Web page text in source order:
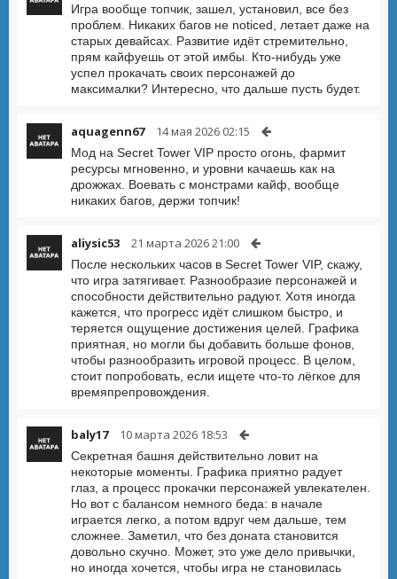
Игра вообще топчик, зашел, установил, все без
проблем. Никаких багов не noticed, летает даже на
старых девайсах. Развитие идёт стремительно,
прям кайфуешь от этой имбы. Кто-нибудь уже
успел прокачать своих персонажей до
максималки? Интересно, что дальше пусть будет.
aquagenn67 14 мая 2026 02:15
Мод на Secret Tower VIP просто огонь, фармит
ресурсы мгновенно, и уровни качаешь как на
дрожжах. Воевать с монстрами кайф, вообще
никаких багов, держи топчик!
aliysic53 21 марта 2026 21:00
После нескольких часов в Secret Tower VIP, скажу,
что игра затягивает. Разнообразие персонажей и
способности действительно радуют. Хотя иногда
кажется, что прогресс идёт слишком быстро, и
теряется ощущение достижения целей. Графика
приятная, но могли бы добавить больше фонов,
чтобы разнообразить игровой процесс. В целом,
стоит попробовать, если ищете что-то лёгкое для
времяпрепровождения.
baly17 10 марта 2026 18:53
Секретная башня действительно ловит на
некоторые моменты. Графика приятно радует
глаз, а процесс прокачки персонажей увлекателен.
Но вот с балансом немного беда: в начале
играется легко, а потом вдруг чем дальше, тем
сложнее. Заметил, что без доната становится
довольно скучно. Может, это уже дело привычки,
но иногда хочется, чтобы игра не становилась